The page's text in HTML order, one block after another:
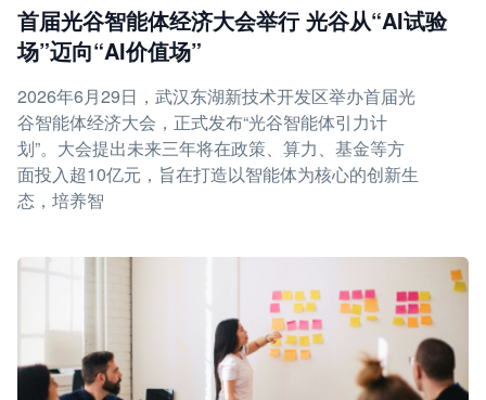
首届光谷智能体经济大会举行 光谷从“AI试验
场”迈向“AI价值场”
2026年6月29日，武汉东湖新技术开发区举办首届光
谷智能体经济大会，正式发布“光谷智能体引力计
划”。大会提出未来三年将在政策、算力、基金等方
面投入超10亿元，旨在打造以智能体为核心的创新生
态，培养智